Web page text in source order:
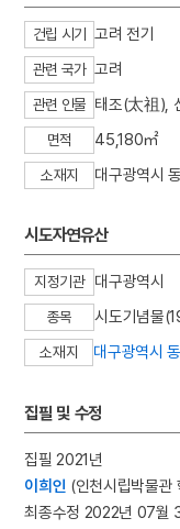
1 손곡산인
금성대군
3
4
세조
5 고조선
6 광복절 노
8
9
병영초등
10 소음인
건립 시기 고려 전기
관련 국가 고려
관련 인물 태조(太祖),
면적 45,180㎡
소재지 대구광역시
시도자연유산
지정기관 대구광역시
종목 시도기념물
소재지 대구광역시
집필 및 수정
집필 2021년
이희인 (인천시립박물관
최종수정 2022년 07월